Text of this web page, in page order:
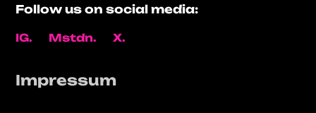
Follow us on social media:
IG. Mstdn. X.
Impressum